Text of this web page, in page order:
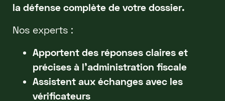
la défense complète de votre dossier.
Nos experts :
Apportent des réponses claires et
précises à l’administration fiscale
Assistent aux échanges avec les
vérificateurs